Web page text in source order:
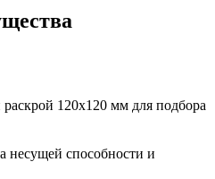
120х120 мм для подбора
несущей способности и